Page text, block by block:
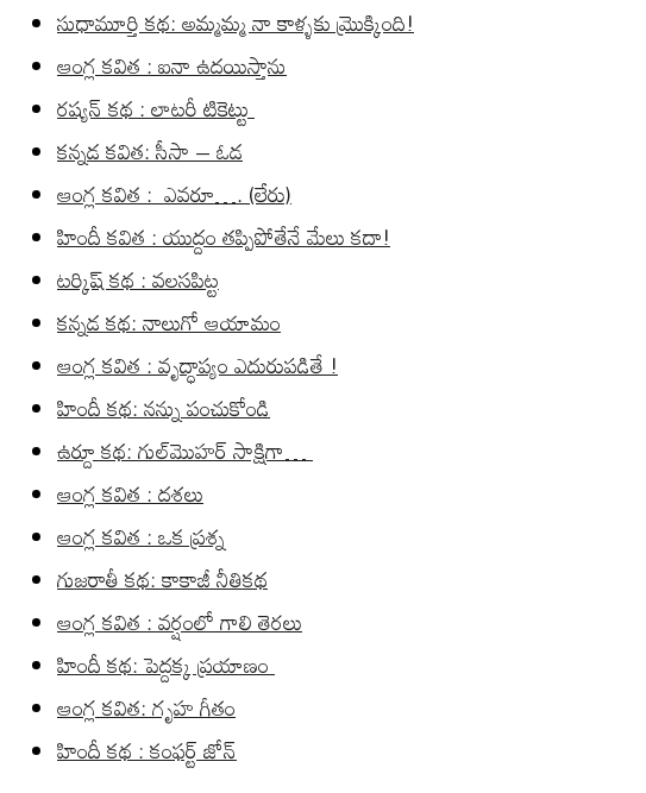
సుధామూర్తి కథ: అమ్మమ్మ నా కాళ్ళకు మ్రొక్కింది!
ఆంగ్ల కవిత : ఐనా ఉదయిస్తాను
రష్యన్ కథ : లాటరీ టికెట్టు
కన్నడ కవిత: సీసా – ఓడ
ఆంగ్ల కవిత : ఎవరూ…. (లేరు)
హిందీ కవిత : యుద్దం తప్పిపోతేనే మేలు కదా!
టర్కిష్ కథ : వలసపిట్ట
కన్నడ కథ: నాలుగో ఆయామం
ఆంగ్ల కవిత : వృద్ధాప్యం ఎదురుపడితే !
హిందీ కథ: నన్ను పంచుకోండి
ఉర్దూ కథ: గుల్‌మొహర్ సాక్షిగా…
ఆంగ్ల కవిత : దశలు
ఆంగ్ల కవిత : ఒక ప్రశ్న
గుజరాతీ కథ: కాకాజీ నీతికథ
ఆంగ్ల కవిత : వర్షంలో గాలి తెరలు
హిందీ కథ: పెద్దక్క ప్రయాణం
ఆంగ్ల కవిత: గృహ గీతం
హిందీ కథ : కంఫర్ట్ జోన్